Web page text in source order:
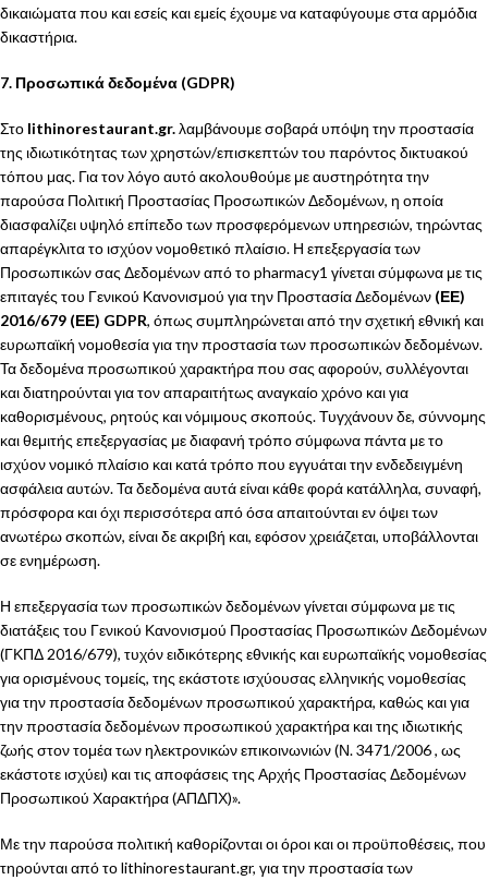
δικαιώματα που και εσείς και εμείς έχουμε να καταφύγουμε στα αρμόδια
δικαστήρια.
7. Προσωπικά δεδομένα (GDPR)
Στο lithinorestaurant.gr.λαμβάνουμε σοβαρά υπόψη την προστασία
της ιδιωτικότητας των χρηστών/επισκεπτών του παρόντος δικτυακού
τόπου μας. Για τον λόγο αυτό ακολουθούμε με αυστηρότητα την
παρούσα Πολιτική Προστασίας Προσωπικών Δεδομένων, η οποία
διασφαλίζει υψηλό επίπεδο των προσφερόμενων υπηρεσιών, τηρώντας
απαρέγκλιτα το ισχύον νομοθετικό πλαίσιο. Η επεξεργασία των
Προσωπικών σας Δεδομένων από το pharmacy1 γίνεται σύμφωνα με τις
επιταγές του Γενικού Κανονισμού για την Προστασία Δεδομένων (ΕΕ)
2016/679 (ΕΕ) GDPR, όπως συμπληρώνεται από την σχετική εθνική και
ευρωπαϊκή νομοθεσία για την προστασία των προσωπικών δεδομένων.
Τα δεδομένα προσωπικού χαρακτήρα που σας αφορούν, συλλέγονται
και διατηρούνται για τον απαραιτήτως αναγκαίο χρόνο και για
καθορισμένους, ρητούς και νόμιμους σκοπούς. Τυγχάνουν δε, σύννομης
και θεμιτής επεξεργασίας με διαφανή τρόπο σύμφωνα πάντα με το
ισχύον νομικό πλαίσιο και κατά τρόπο που εγγυάται την ενδεδειγμένη
ασφάλεια αυτών. Τα δεδομένα αυτά είναι κάθε φορά κατάλληλα, συναφή,
πρόσφορα και όχι περισσότερα από όσα απαιτούνται εν όψει των
ανωτέρω σκοπών, είναι δε ακριβή και, εφόσον χρειάζεται, υποβάλλονται
σε ενημέρωση.
Η επεξεργασία των προσωπικών δεδομένων γίνεται σύμφωνα με τις
διατάξεις του Γενικού Κανονισμού Προστασίας Προσωπικών Δεδομένων
(ΓΚΠΔ 2016/679), τυχόν ειδικότερης εθνικής και ευρωπαϊκής νομοθεσίας
για ορισμένους τομείς, της εκάστοτε ισχύουσας ελληνικής νομοθεσίας
για την προστασία δεδομένων προσωπικού χαρακτήρα, καθώς και για
την προστασία δεδομένων προσωπικού χαρακτήρα και της ιδιωτικής
ζωής στον τομέα των ηλεκτρονικών επικοινωνιών (Ν. 3471/2006 , ως
εκάστοτε ισχύει) και τις αποφάσεις της Αρχής Προστασίας Δεδομένων
Προσωπικού Χαρακτήρα (ΑΠΔΠΧ)».
Με την παρούσα πολιτική καθορίζονται οι όροι και οι προϋποθέσεις, που
τηρούνται από το lithinorestaurant.gr, για την προστασία των